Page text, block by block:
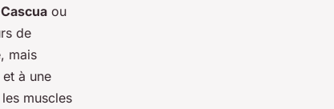
ou
de
mais
et à une
muscles